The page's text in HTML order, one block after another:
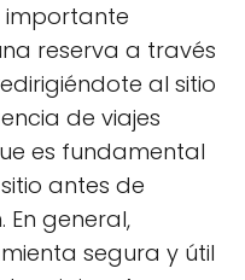
importante
reserva a través
al sitio
de viajes
es fundamental
antes de
general,
segura y útil